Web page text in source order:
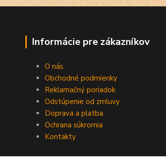
Informácie pre zákazníkov
O nás
Obchodné podmienky
Reklamačný poriadok
Odstúpenie od zmluvy
Doprava a platba
Ochrana súkromia
Kontakty